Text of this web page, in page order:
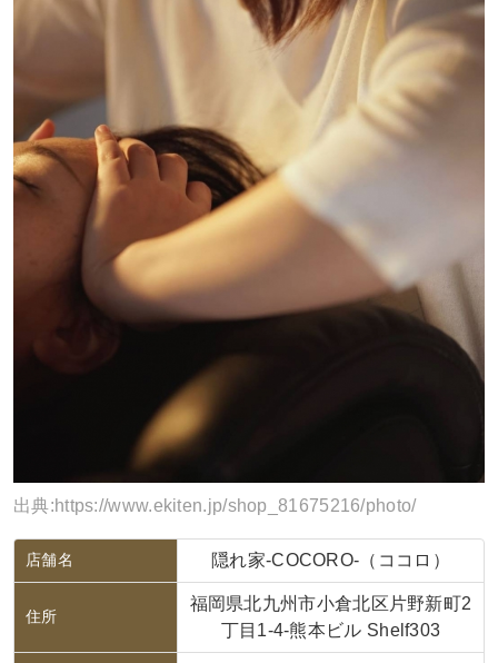
出典:https://www.ekiten.jp/shop_81675216/photo/
店舗名 隠れ家-COCORO-（ココロ）
住所
福岡県北九州市小倉北区片野新町2
丁目1-4-熊本ビル Shelf303